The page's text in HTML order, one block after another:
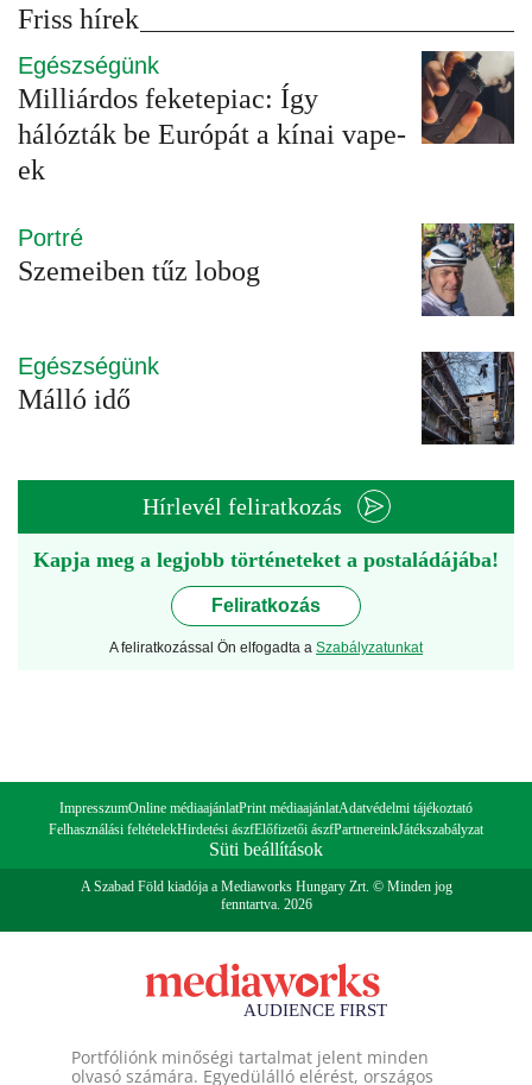
Friss hírek
Egészségünk
Milliárdos feketepiac: Így
hálózták be Európát a kínai vape-
ek
Portré
Szemeiben tűz lobog
Egészségünk
Málló idő
Hírlevél feliratkozás
Kapja meg a legjobb történeteket a postaládájába!
Feliratkozás
A feliratkozással Ön elfogadta a Szabályzatunkat
ImpresszumOnline médiaajánlatPrint médiaajánlatAdatvédelmi tájékoztató
Felhasználási feltételekHirdetési ászfElőfizetői ászfPartnereinkJátékszabályzat
Süti beállítások
A Szabad Föld kiadója a Mediaworks Hungary Zrt. © Minden jog
fenntartva. 2026
Portfóliónk minőségi tartalmat jelent minden
olvasó számára. Egyedülálló elérést, országos